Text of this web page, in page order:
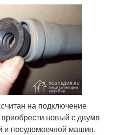
на подключение
новый с двумя
и посудомоечной машин.